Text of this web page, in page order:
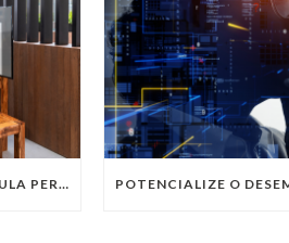
ENCONTRANDO A FÓRMULA PERFEITA: TRABALHO PRESENCIAL, HOME OFFICE OU TRABALHO HÍBRIDO?